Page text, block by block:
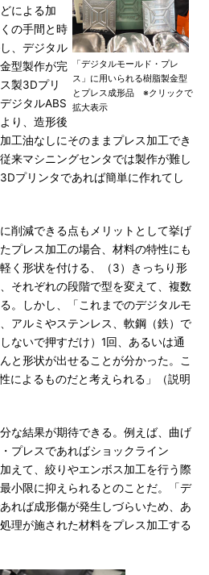
「デジタルモールド・プレ
ス」に用いられる樹脂製金型
とプレス成形品 ※クリックで
拡大表示
による加
の手間と時
、デジタル
型製作が完
製3Dプリ
ジタルABS
り、造形後
工油なしにそのままプレス加工でき
来マシニングセンタでは製作が難し
プリンタであれば簡単に作れてし
削減できる点もメリットとして挙げ
プレス加工の場合、材料の特性にも
く形状を付ける、（3）きっちり形
それぞれの段階で型を変えて、複数
。しかし、「これまでのデジタルモ
アルミやステンレス、軟鋼（鉄）で
ないで押すだけ）1回、あるいは通
と形状が出せることが分かった。こ
によるものだと考えられる」（説明
な結果が期待できる。例えば、曲げ
プレスであればショックライン
えて、絞りやエンボス加工を行う際
小限に抑えられるとのことだ。「デ
れば成形傷が発生しづらいため、あ
理が施された材料をプレス加工する